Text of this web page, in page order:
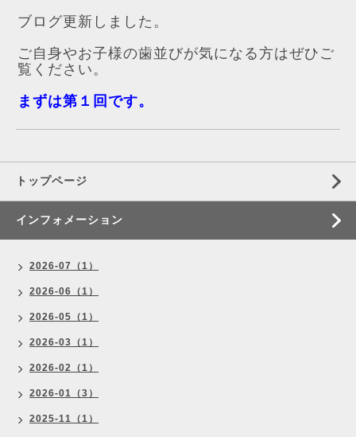
ブログ更新しました。
ご自身やお子様の歯並びが気になる方はぜひご
覧ください。
まずは第１回です。
トップページ
インフォメーション
2026-07（1）
2026-06（1）
2026-05（1）
2026-03（1）
2026-02（1）
2026-01（3）
2025-11（1）